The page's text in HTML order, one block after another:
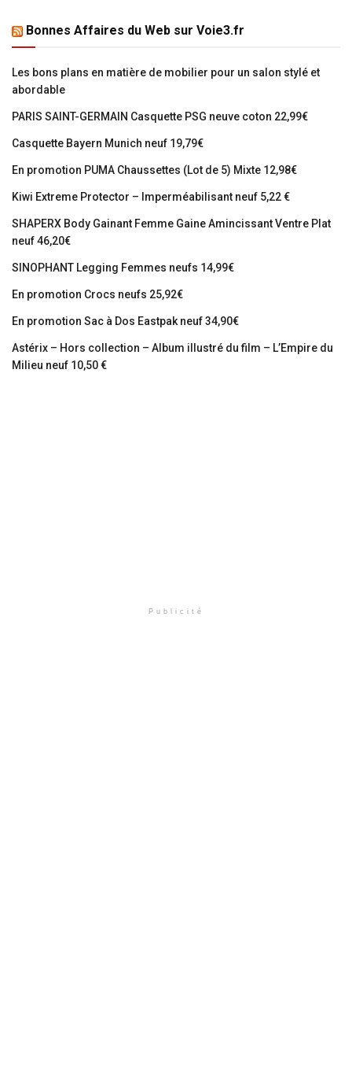
Bonnes Affaires du Web sur Voie3.fr
Les bons plans en matière de mobilier pour un salon stylé et
abordable
PARIS SAINT-GERMAIN Casquette PSG neuve coton 22,99€
Casquette Bayern Munich neuf 19,79€
En promotion PUMA Chaussettes (Lot de 5) Mixte 12,98€
Kiwi Extreme Protector – Imperméabilisant neuf 5,22 €
SHAPERX Body Gainant Femme Gaine Amincissant Ventre Plat
neuf 46,20€
SINOPHANT Legging Femmes neufs 14,99€
En promotion Crocs neufs 25,92€
En promotion Sac à Dos Eastpak neuf 34,90€
Astérix – Hors collection – Album illustré du film – L’Empire du
Milieu neuf 10,50 €
Publicité